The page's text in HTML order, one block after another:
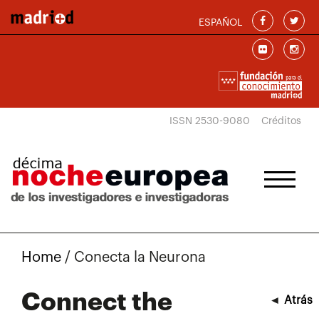
ESPAÑOL
ISSN 2530-9080 Créditos
Home / Conecta la Neurona
Connect the
◄ Atrás